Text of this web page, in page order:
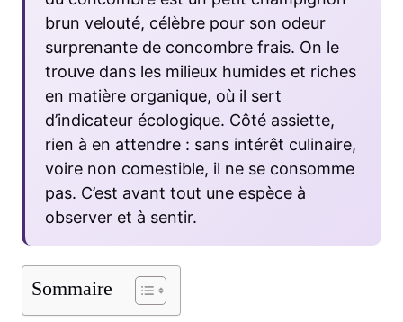
brun velouté, célèbre pour son odeur
surprenante de concombre frais. On le
trouve dans les milieux humides et riches
en matière organique, où il sert
d’indicateur écologique. Côté assiette,
rien à en attendre : sans intérêt culinaire,
voire non comestible, il ne se consomme
pas. C’est avant tout une espèce à
observer et à sentir.
Sommaire